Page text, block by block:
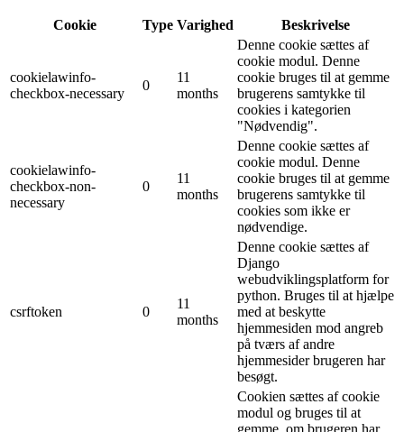
Cookie Type Varighed Beskrivelse
cookielawinfo-
checkbox-necessary
0
11
months
Denne cookie sættes af
cookie modul. Denne
cookie bruges til at gemme
brugerens samtykke til
cookies i kategorien
"Nødvendig".
cookielawinfo-
checkbox-non-
necessary
0
11
months
Denne cookie sættes af
cookie modul. Denne
cookie bruges til at gemme
brugerens samtykke til
cookies som ikke er
nødvendige.
csrftoken 0
11
months
Denne cookie sættes af
Django
webudviklingsplatform for
python. Bruges til at hjælpe
med at beskytte
hjemmesiden mod angreb
på tværs af andre
hjemmesider brugeren har
besøgt.
Cookien sættes af cookie
modul og bruges til at
gemme, om brugeren har